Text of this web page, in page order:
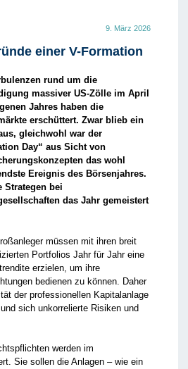
9. März 2026
einer V-Formation
rund um die
massiver US-Zölle im April
Jahres haben die
erschüttert. Zwar blieb ein
gleichwohl war der
Day“ aus Sicht von
das wohl
Ereignis des Börsenjahres.
Strategen bei
das Jahr gemeistert
müssen mit ihren breit
Portfolios Jahr für Jahr eine
erzielen, um ihre
bedienen zu können. Daher
der professionellen Kapitalanlage
sich unkorrelierte Risiken und
werden im
Sie sollen die Anlagen – wie ein